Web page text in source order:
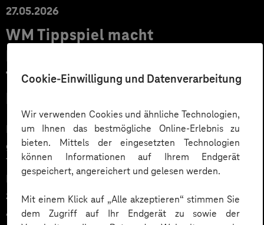
Cookie-Einwilligung und Datenverarbeitung
Wir verwenden Cookies und ähnliche Technologien,
um Ihnen das bestmögliche Online-Erlebnis zu
bieten. Mittels der eingesetzten Technologien
können Informationen auf Ihrem Endgerät
gespeichert, angereichert und gelesen werden.
Mit einem Klick auf „Alle akzeptieren“ stimmen Sie
dem Zugriff auf Ihr Endgerät zu sowie der
27.05.2026
WM Tippspiel macht
Mitarbeitende zu Fans: Mehr
Teamspirit und Engagement im
Intranet
Die Fußball-Weltmeisterschaft 2026 wird eines der
größten Sportereignisse der Welt. Erstmals findet das
Turnier in drei Gastgeberländern – USA, Kanada und
Mexiko – statt und bringt Menschen weltweit
zusammen. Unternehmen können diese
Aufmerksamkeit gezielt nutzen, um Mitarbeitende